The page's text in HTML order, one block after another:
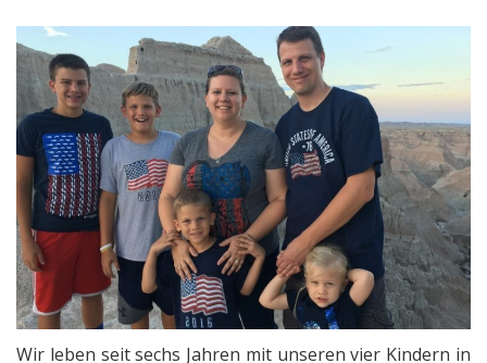
Wir leben seit sechs Jahren mit unseren vier Kindern in